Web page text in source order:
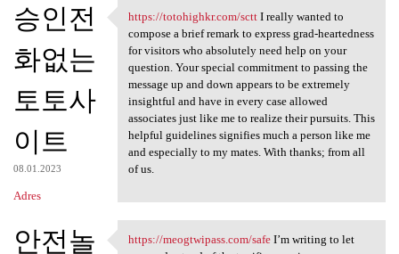
승인전
화없는
토토사
이트
08.01.2023
Adres
https://totohighkr.com/sctt I
https://totohighkr.com/scttI really wanted to
compose a brief remark to express grad-heartedness
for visitors who absolutely need help on your
question. Your special commitment to passing the
message up and down appears to be extremely
insightful and have in every case allowed
associates just like me to realize their pursuits. This
helpful guidelines signifies much a person like me
and especially to my mates. With thanks; from all
of us.
안전놀 https://meogtwipass.com/safeI’m writing to let